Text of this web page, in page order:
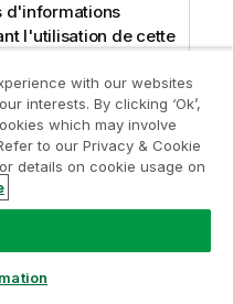
d'informations
l'utilisation de cette
XML avec des
dynamiquesetFiltrer
de structure .
de documenter
Vous pouvez
un type de texte
déroulante et saisir
dans le champ ci-
with our websites
interests. By clicking ‘Ok’,
which may involve
to our Privacy & Cookie
details on cookie usage on